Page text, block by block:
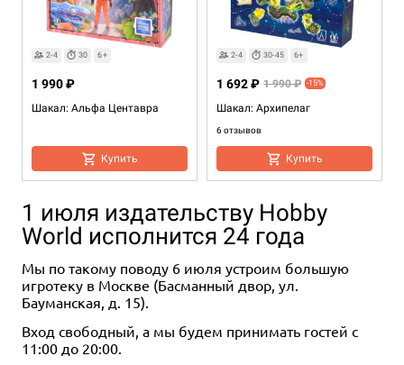
2-4 30 6+
Шакал: Альфа Центавра
1 990 ₽
Купить
2-4 30-45 6+
Шакал: Архипелаг
6 отзывов
1 692 ₽ 1 990 ₽ -15%
Купить
Дополнение 1-4 30-45 6+ Дополнение 1-4 30-45 6+
Дополнение 1-4 30-45 6+ Дополнение 1-4 30-45 6+
Дополнение 1-4 30-45 6+ Дополнение 1-4 30-60 6+
1-4 30-45 6+
1 июля издательству Hobby
World исполнится 24 года
Мы по такому поводу 6 июля устроим большую
игротеку в Москве (Басманный двор, ул.
Бауманская, д. 15).
Вход свободный, а мы будем принимать гостей с
11:00 до 20:00.